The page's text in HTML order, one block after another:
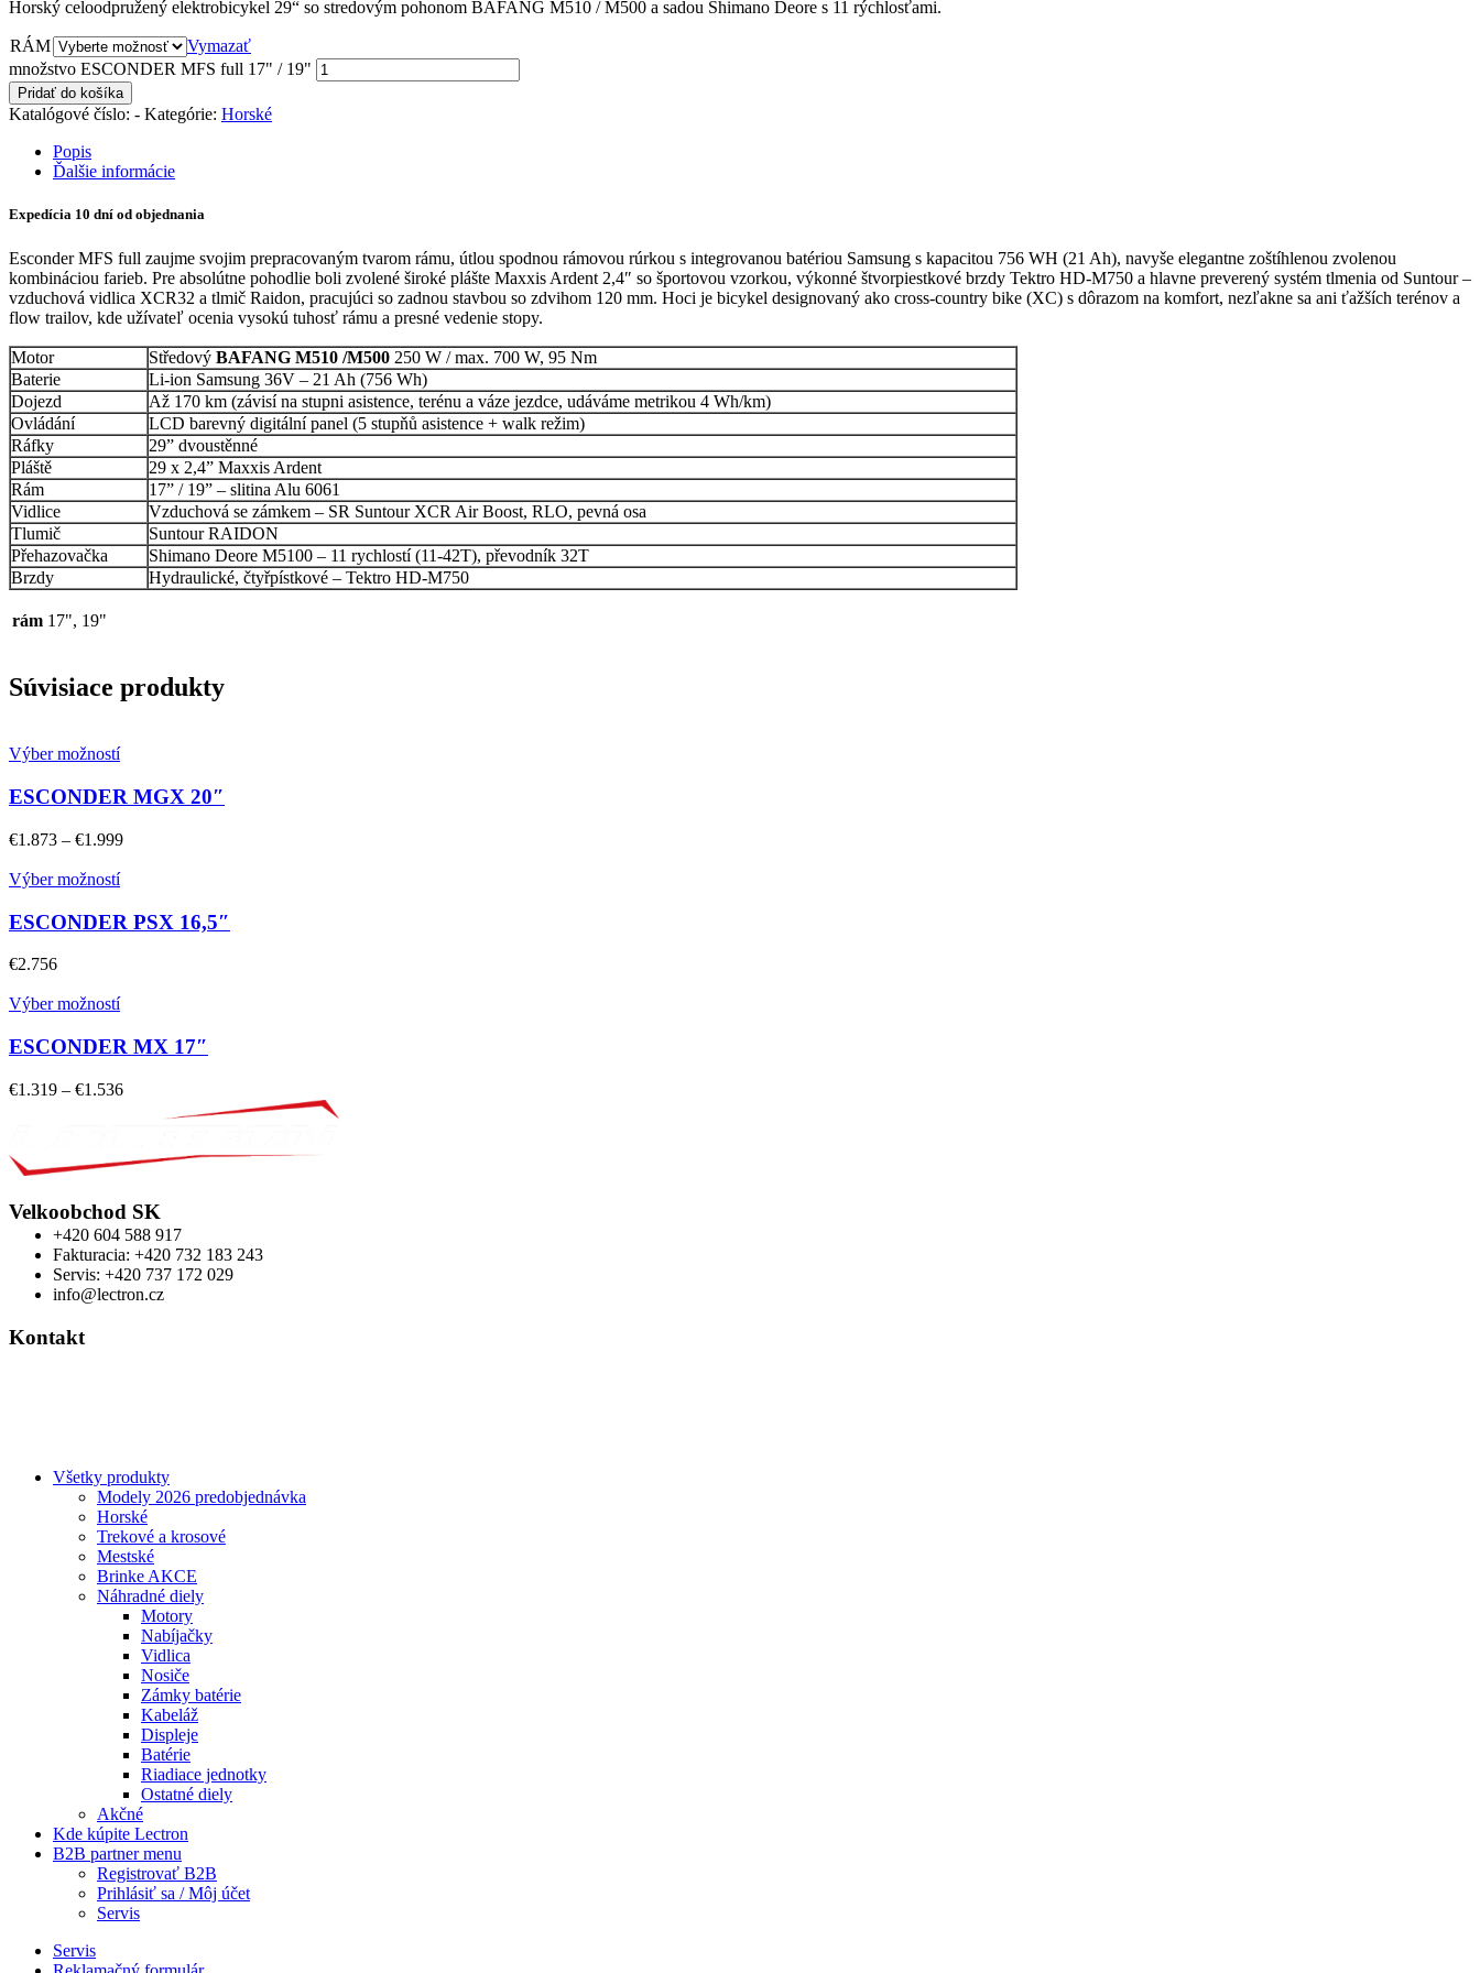
Horský celoodpružený elektrobicykel 29“ so stredovým pohonom BAFANG M510 / M500 a sadou Shimano Deore s 11 rýchlosťami.
RÁM
Vymazať
množstvo ESCONDER MFS full 17" / 19"
Pridať do košíka
Katalógové číslo: - Kategórie: Horské
Popis
Ďalšie informácie
Expedícia 10 dní od objednania
Esconder MFS full zaujme svojim prepracovaným tvarom rámu, útlou spodnou rámovou rúrkou s integrovanou batériou Samsung s kapacitou 756 WH (21 Ah), navyše elegantne zoštíhlenou zvolenou
kombináciou farieb. Pre absolútne pohodlie boli zvolené široké plášte Maxxis Ardent 2,4″ so športovou vzorkou, výkonné štvorpiestkové brzdy Tektro HD-M750 a hlavne preverený systém tlmenia od Suntour –
vzduchová vidlica XCR32 a tlmič Raidon, pracujúci so zadnou stavbou so zdvihom 120 mm. Hoci je bicykel designovaný ako cross-country bike (XC) s dôrazom na komfort, nezľakne sa ani ťažších terénov a
flow trailov, kde užívateľ ocenia vysokú tuhosť rámu a presné vedenie stopy.
Motor Středový BAFANG M510 /M500 250 W / max. 700 W, 95 Nm
Baterie
Li-ion Samsung 36V – 21 Ah (756 Wh)
Dojezd
Až 170 km (závisí na stupni asistence, terénu a váze jezdce, udáváme metrikou 4 Wh/km)
Ovládání
LCD barevný digitální panel (5 stupňů asistence + walk režim)
Ráfky
29” dvoustěnné
Pláště
29 x 2,4” Maxxis Ardent
Rám
17” / 19” – slitina Alu 6061
Vidlice
Vzduchová se zámkem – SR Suntour XCR Air Boost, RLO, pevná osa
Tlumič
Suntour RAIDON
Přehazovačka
Shimano Deore M5100 – 11 rychlostí (11-42T), převodník 32T
Brzdy
Hydraulické, čtyřpístkové – Tektro HD-M750
rám 17", 19"
Súvisiace produkty
Výber možností
ESCONDER MGX 20″
€1.873 – €1.999
Výber možností
ESCONDER PSX 16,5″
€2.756
Výber možností
ESCONDER MX 17″
€1.319 – €1.536
Velkoobchod SK
+420 604 588 917
Fakturacia: +420 732 183 243
Servis: +420 737 172 029
info@lectron.cz
Kontakt
Všetky produkty
Modely 2026 predobjednávka
Horské
Trekové a krosové
Mestské
Brinke AKCE
Náhradné diely
Motory
Nabíjačky
Vidlica
Nosiče
Zámky batérie
Kabeláž
Displeje
Batérie
Riadiace jednotky
Ostatné diely
Akčné
Kde kúpite Lectron
B2B partner menu
Registrovať B2B
Prihlásiť sa / Môj účet
Servis
Servis